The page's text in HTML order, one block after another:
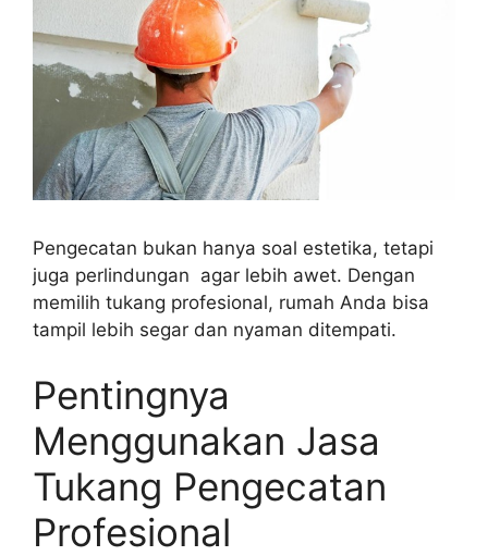
Pengecatan bukan hanya soal estetika, tetapi
juga perlindungan agar lebih awet. Dengan
memilih tukang profesional, rumah Anda bisa
tampil lebih segar dan nyaman ditempati.
Pentingnya
Menggunakan Jasa
Tukang Pengecatan
Profesional